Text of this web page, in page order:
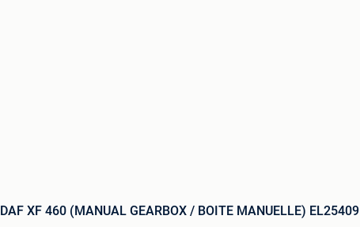
DAF XF 460 (MANUAL GEARBOX / BOITE MANUELLE) EL25409